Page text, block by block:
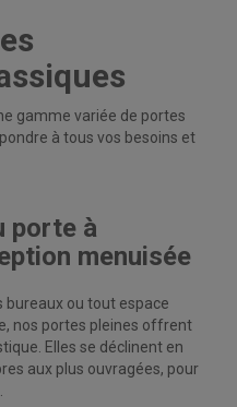
gamme variée de portes
à tous vos besoins et
porte à
menuisée
bureaux ou tout espace
nos portes pleines offrent
Elles se déclinent en
aux plus ouvragées, pour